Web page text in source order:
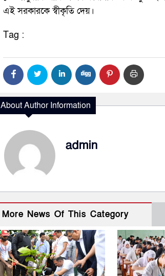
এই সরকারকে স্বীকৃতি দেয়।
Tag :
About Author Information
admin
More News Of This Category